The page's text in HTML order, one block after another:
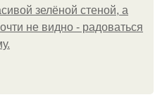
зелёной стеной, а
не видно - радоваться